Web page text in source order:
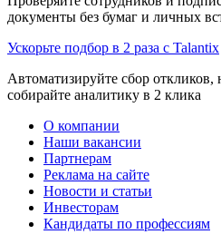
документы без бумаг и личных
Ускорьте подбор в 2 раза с Talantix
Автоматизируйте сбор откликов,
собирайте аналитику в 2 клика
О компании
Наши вакансии
Партнерам
Реклама на сайте
Новости и статьи
Инвесторам
Кандидаты по профессиям